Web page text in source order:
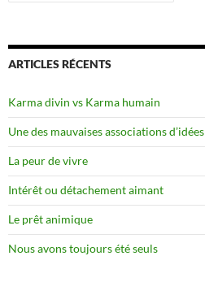
ARTICLES RÉCENTS
Karma divin vs Karma humain
Une des mauvaises associations d’idées
La peur de vivre
Intérêt ou détachement aimant
Le prêt animique
Nous avons toujours été seuls